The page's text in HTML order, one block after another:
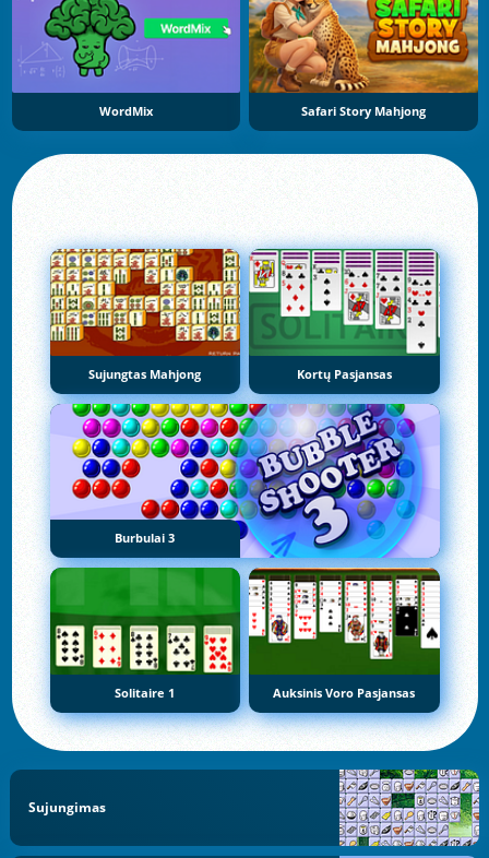
WordMix Safari Story Mahjong
Sujungtas Mahjong Kortų Pasjansas
Burbulai 3
Solitaire 1 Auksinis Voro Pasjansas
Sujungimas